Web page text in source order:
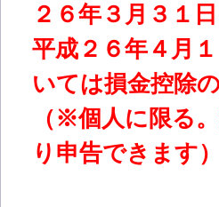
２６年３月３１
平成２６年４月
いては損金控除
（※個人に限る
り申告できます）